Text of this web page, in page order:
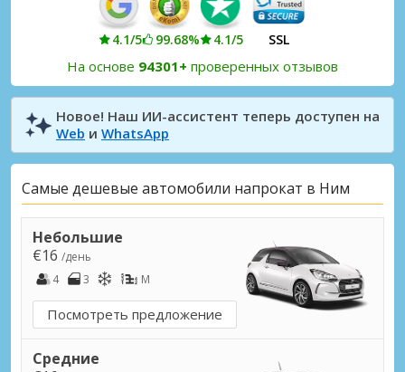
4.1/5 99.68% 4.1/5 SSL
На основе 94301+ проверенных отзывов
Новое! Наш ИИ-ассистент теперь доступен на
Web и WhatsApp
Самые дешевые автомобили напрокат в Ним
Небольшие
€16 /день
4
3 M
Посмотреть предложение
Средние